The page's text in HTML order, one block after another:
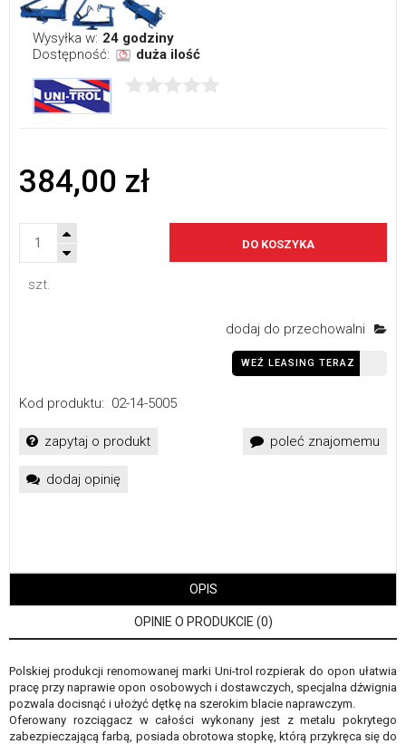
Wysyłka w: 24 godziny
Dostępność:
duża ilość
384,00 zł
szt.
DO KOSZYKA
dodaj do przechowalni
WEŹ LEASING TERAZ
Kod produktu: 02-14-5005
zapytaj o produkt poleć znajomemu
dodaj opinię
OPIS
OPINIE O PRODUKCIE (0)
Polskiej produkcji renomowanej marki Uni-trol rozpierak do opon ułatwia
pracę przy naprawie opon osobowych i dostawczych, specjalna dźwignia
pozwala docisnąć i ułożyć dętkę na szerokim blacie naprawczym.
Oferowany rozciągacz w całości wykonany jest z metalu pokrytego
zabezpieczającą farbą, posiada obrotowa stopkę, którą przykręca się do